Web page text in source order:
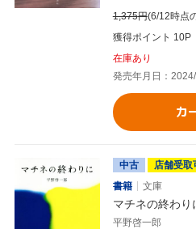
1,375円(6/12時点
獲得ポイント 10P
在庫あり
発売年月日：
カ
中古
店舗受取
書籍
文庫
マチネの終わり
平野啓一郎